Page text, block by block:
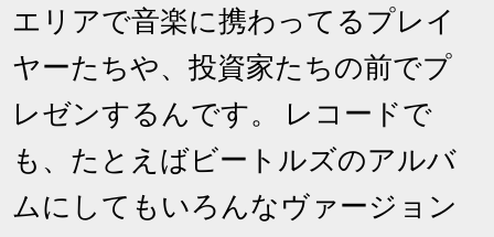
エリアで音楽に携わってるプレイ
ヤーたちや、投資家たちの前でプ
レゼンするんです。 レコードで
も、たとえばビートルズのアルバ
ムにしてもいろんなヴァージョン